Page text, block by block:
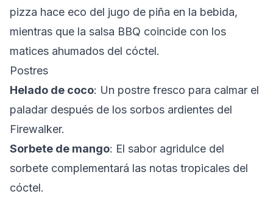
pizza hace eco del jugo de piña en la bebida,
mientras que la salsa BBQ coincide con los
matices ahumados del cóctel.
Postres
Helado de coco: Un postre fresco para calmar el
paladar después de los sorbos ardientes del
Firewalker.
Sorbete de mango: El sabor agridulce del
sorbete complementará las notas tropicales del
cóctel.